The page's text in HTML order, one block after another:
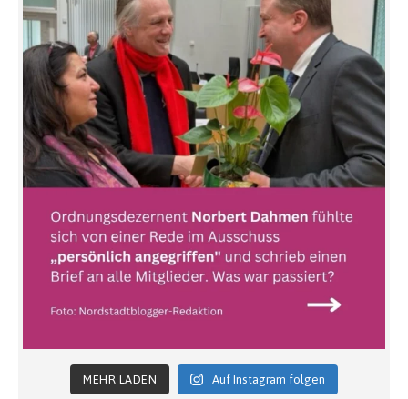
MEHR LADEN Auf Instagram folgen